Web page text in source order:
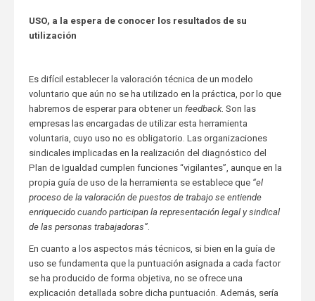
USO, a la espera de conocer los resultados de su
utilización
Es difícil establecer la valoración técnica de un modelo
voluntario que aún no se ha utilizado en la práctica, por lo que
habremos de esperar para obtener un feedback. Son las
empresas las encargadas de utilizar esta herramienta
voluntaria, cuyo uso no es obligatorio. Las organizaciones
sindicales implicadas en la realización del diagnóstico del
Plan de Igualdad cumplen funciones “vigilantes”, aunque en la
propia guía de uso de la herramienta se establece que “el
proceso de la valoración de puestos de trabajo se entiende
enriquecido cuando participan la representación legal y sindical
de las personas trabajadoras”.
En cuanto a los aspectos más técnicos, si bien en la guía de
uso se fundamenta que la puntuación asignada a cada factor
se ha producido de forma objetiva, no se ofrece una
explicación detallada sobre dicha puntuación. Además, sería